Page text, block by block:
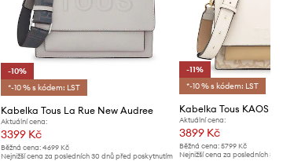
-10%
*-10 % s kódem: LST
Kabelka Tous La Rue New Audree
Aktuální cena:
3399 Kč
Běžná cena:4699 Kč
Nejnižší cena za posledních 30 dnů před poskytnutím
-11%
*-10 % s kódem: LST
Kabelka Tous KAOS ICON
Aktuální cena:
3899 Kč
Běžná cena: 5799 Kč
Nejnižší cena za posledních 30 dnů